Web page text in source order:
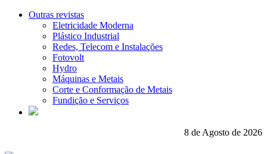
Outras revistas
Eletricidade Moderna
Plástico Industrial
Redes, Telecom e Instalações
Fotovolt
Hydro
Máquinas e Metais
Corte e Conformação de Metais
Fundição e Serviços
8 de Agosto de 2026